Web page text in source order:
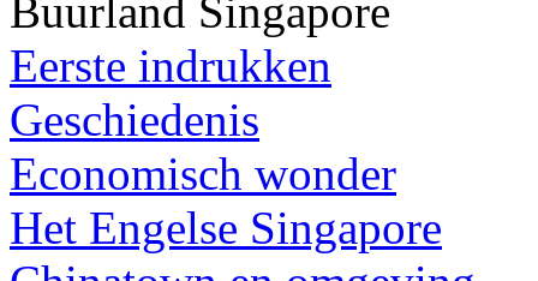
Buurland Singapore
Eerste indrukken
Geschiedenis
Economisch wonder
Het Engelse Singapore